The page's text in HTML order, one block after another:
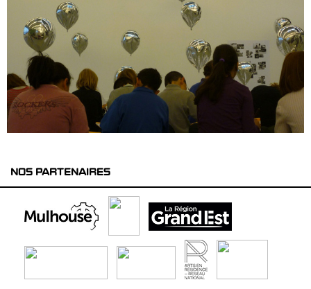
NOS PARTENAIRES